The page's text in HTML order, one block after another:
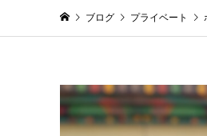
ブログ プライベート